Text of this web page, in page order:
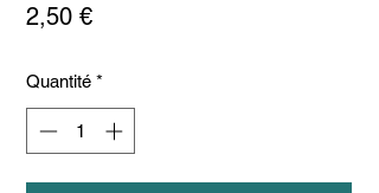
2,50 €Prix
Quantité *